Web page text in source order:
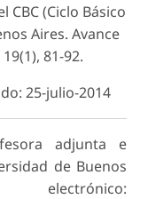
(Ciclo Básico
Aires. Avance
81-92.
25-julio-2014
adjunta e
de Buenos